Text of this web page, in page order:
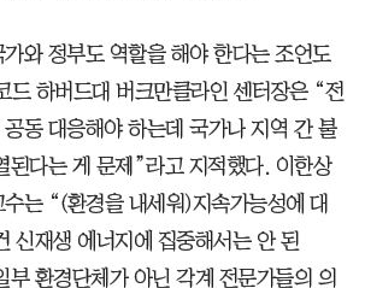
와 정부도 역할을 해야 한다는 조언도
드 하버드대 버크만클라인 센터장은 “전
동 대응해야 하는데 국가나 지역 간 불
된다는 게 문제”라고 지적했다. 이한상
는 “(환경을 내세워)지속가능성에 대
신재생 에너지에 집중해서는 안 된
부 환경단체가 아닌 각계 전문가들의 의